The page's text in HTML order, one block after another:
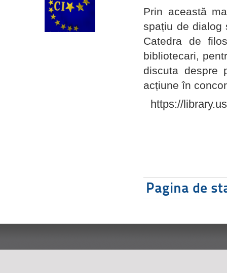
Prin această
spațiu de dialog
Catedra de
bibliotecari,
discuta despre
acțiune în
https://
Pagina de